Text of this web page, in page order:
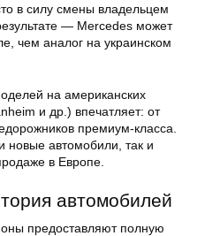
в силу смены владельцем
— Mercedes может
чем аналог на украинском
на американских
и др.) впечатляет: от
премиум-класса.
новые автомобили, так и
в Европе.
автомобилей
предоставляют полную